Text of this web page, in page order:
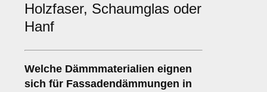
Holzfaser, Schaumglas oder
Hanf
Welche Dämmmaterialien eignen
sich für Fassadendämmungen in